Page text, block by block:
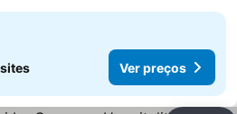
Ver preços